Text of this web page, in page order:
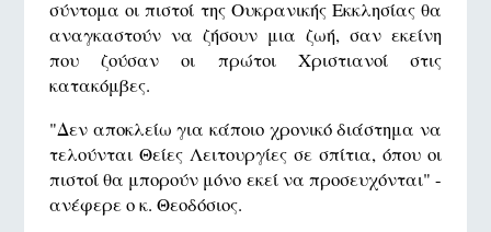
σύντομα οι πιστοί της Ουκρανικής Εκκλησίας θα
αναγκαστούν να ζήσουν μια ζωή, σαν εκείνη
που ζούσαν οι πρώτοι Χριστιανοί στις
κατακόμβες.
"Δεν αποκλείω για κάποιο χρονικό διάστημα να
τελούνται Θείες Λειτουργίες σε σπίτια, όπου οι
πιστοί θα μπορούν μόνο εκεί να προσευχόνται" -
ανέφερε ο κ. Θεοδόσιος.